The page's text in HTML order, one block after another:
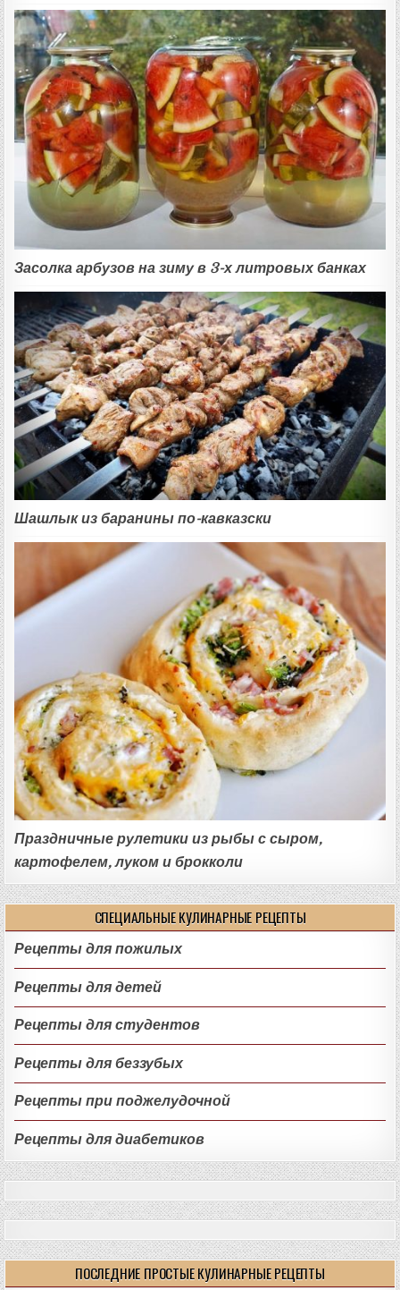
Засолка арбузов на зиму в 3-х литровых банках
Шашлык из баранины по-кавказски
Праздничные рулетики из рыбы с сыром,
картофелем, луком и брокколи
СПЕЦИАЛЬНЫЕ КУЛИНАРНЫЕ РЕЦЕПТЫ
Рецепты для пожилых
Рецепты для детей
Рецепты для студентов
Рецепты для беззубых
Рецепты при поджелудочной
Рецепты для диабетиков
ПОСЛЕДНИЕ ПРОСТЫЕ КУЛИНАРНЫЕ РЕЦЕПТЫ